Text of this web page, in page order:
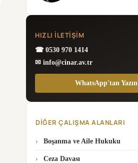
HIZLI İLETIŞIM
☎ 0530 970 1414
✉ info@cinar.av.tr
WhatsApp'tan Yazın
DIĞER ÇALIŞMA ALANLARI
Boşanma ve Aile Hukuku
Ceza Davası